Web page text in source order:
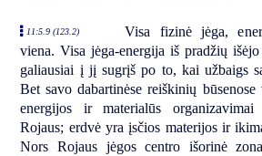
11:5.9 (123.2)
Visa fizinė jėga,
viena. Visa jėga-energija iš pradžių
galiausiai į jį sugrįš po to, kai užbaigs
Bet savo dabartinėse reiškinių būsenose
energijos ir materialūs
Rojaus; erdvė yra įsčios materijos ir
Nors Rojaus jėgos centro išorinė